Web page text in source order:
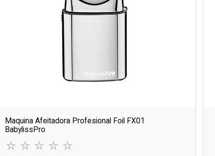
Maquina Afeitadora Profesional Foil FX01
BabylissPro
☆ ☆ ☆ ☆ ☆